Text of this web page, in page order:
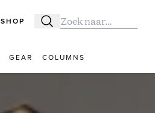
SHOP Zoeken
Zoek naar:
GEAR COLUMNS